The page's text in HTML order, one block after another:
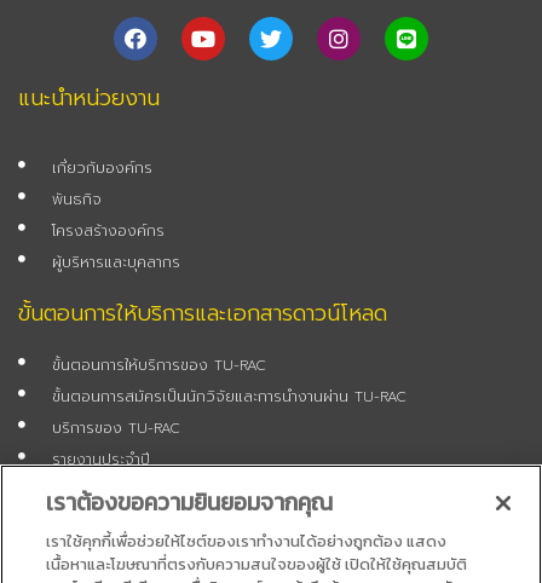
F
a
c
e
b
o
k
Y
o
u
T
w
i
I
n
s
L
i
n
แนะนำหน่วยงาน
เกี่ยวกับองค์กร
พันธกิจ
โครงสร้างองค์กร
ผู้บริหารและบุคลากร
ขั้นตอนการให้บริการและเอกสารดาวน์โหลด
ขั้นตอนการให้บริการของ TU-RAC
ขั้นตอนการสมัครเป็นนักวิจัยและการนำงานผ่าน TU-RAC
บริการของ TU-RAC
รายงานประจำปี
แบบฟอร์มสมัครเป็นนักวิจัย
คำถามที่พบบ่อย (FAQ)
เราต้องขอความยินยอมจากคุณ
เราใช้คุกกี้เพื่อช่วยให้ไซต์ของเราทำงานได้อย่างถูกต้อง แสดง
เนื้อหาและโฆษณาที่ตรงกับความสนใจของผู้ใช้ เปิดให้ใช้คุณสมบัติ